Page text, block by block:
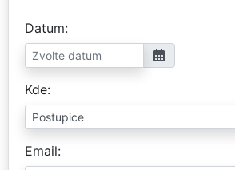
Datum
Kde
Email